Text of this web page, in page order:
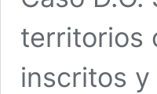
territorios
inscritos